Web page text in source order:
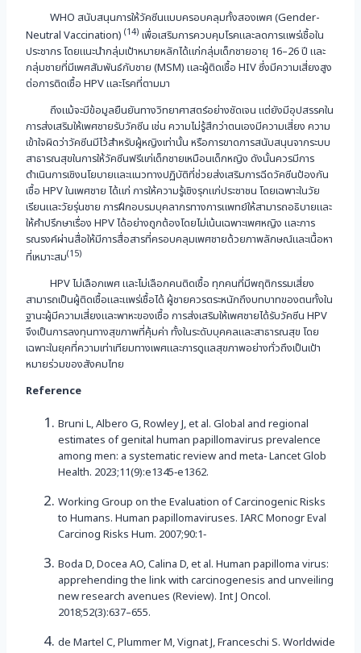
WHO สนับสนุนการให้วัคซีนแบบครอบคลุมทั้งสองเพศ (Gender-
Neutral Vaccination) (14) เพื่อเสริมการควบคุมโรคและลดการแพร่เชื้อใน
ประชากร โดยแนะนำกลุ่มเป้าหมายหลักได้แก่กลุ่มเด็กชายอายุ 16–26 ปี และ
กลุ่มชายที่มีเพศสัมพันธ์กับชาย (MSM) และผู้ติดเชื้อ HIV ซึ่งมีความเสี่ยงสูง
ต่อการติดเชื้อ HPV และโรคที่ตามมา
ถึงแม้จะมีข้อมูลยืนยันทางวิทยาศาสตร์อย่างชัดเจน แต่ยังมีอุปสรรคใน
การส่งเสริมให้เพศชายรับวัคซีน เช่น ความไม่รู้สึกว่าตนเองมีความเสี่ยง ความ
เข้าใจผิดว่าวัคซีนมีไว้สำหรับผู้หญิงเท่านั้น หรือการขาดการสนับสนุนจากระบบ
สาธารณสุขในการให้วัคซีนฟรีแก่เด็กชายเหมือนเด็กหญิง ดังนั้นควรมีการ
ดำเนินการเชิงนโยบายและแนวทางปฏิบัติที่ช่วยส่งเสริมการฉีดวัคซีนป้องกัน
เชื้อ HPV ในเพศชาย ได้แก่ การให้ความรู้เชิงรุกแก่ประชาชน โดยเฉพาะในวัย
เรียนและวัยรุ่นชาย การฝึกอบรมบุคลากรทางการแพทย์ให้สามารถอธิบายและ
ให้คำปรึกษาเรื่อง HPV ได้อย่างถูกต้องโดยไม่เน้นเฉพาะเพศหญิง และการ
รณรงค์ผ่านสื่อให้มีการสื่อสารที่ครอบคลุมเพศชายด้วยภาพลักษณ์และเนื้อหา
ที่เหมาะสม(15)
HPV ไม่เลือกเพศ และไม่เลือกคนติดเชื้อ ทุกคนที่มีพฤติกรรมเสี่ยง
สามารถเป็นผู้ติดเชื้อและแพร่เชื้อได้ ผู้ชายควรตระหนักถึงบทบาทของตนทั้งใน
ฐานะผู้มีความเสี่ยงและพาหะของเชื้อ การส่งเสริมให้เพศชายได้รับวัคซีน HPV
จึงเป็นการลงทุนทางสุขภาพที่คุ้มค่า ทั้งในระดับบุคคลและสาธารณสุข โดย
เฉพาะในยุคที่ความเท่าเทียมทางเพศและการดูแลสุขภาพอย่างทั่วถึงเป็นเป้า
หมายร่วมของสังคมไทย
Reference
Bruni L, Albero G, Rowley J, et al. Global and regional
estimates of genital human papillomavirus prevalence
among men: a systematic review and meta‐ Lancet Glob
Health. 2023;11(9):e1345‐e1362.
Working Group on the Evaluation of Carcinogenic Risks
to Humans. Human papillomaviruses. IARC Monogr Eval
Carcinog Risks Hum. 2007;90:1‐
Boda D, Docea AO, Calina D, et al. Human papilloma virus:
apprehending the link with carcinogenesis and unveiling
new research avenues (Review). Int J Oncol.
2018;52(3):637–655.
de Martel C, Plummer M, Vignat J, Franceschi S. Worldwide